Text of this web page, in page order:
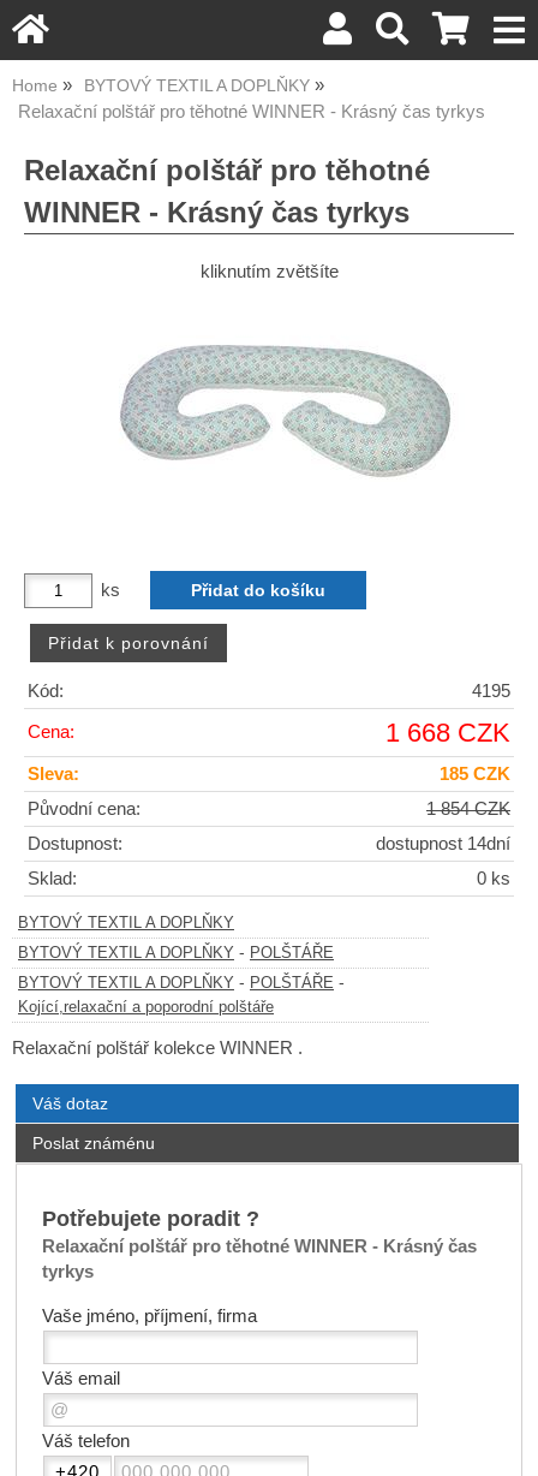
Home BYTOVÝ TEXTIL A DOPLŇKY
Relaxační polštář pro těhotné WINNER - Krásný čas tyrkys
Relaxační polštář pro těhotné
WINNER - Krásný čas tyrkys
kliknutím zvětšíte
ks
Kód: 4195
Cena: 1 668 CZK
Sleva:
185 CZK
Původní cena:
1 854 CZK
Dostupnost:
dostupnost 14dní
Sklad:
0 ks
BYTOVÝ TEXTIL A DOPLŇKY
BYTOVÝ TEXTIL A DOPLŇKY - POLŠTÁŘE
BYTOVÝ TEXTIL A DOPLŇKY - POLŠTÁŘE -
Kojící,relaxační a poporodní polštáře
Relaxační polštář kolekce WINNER .
Váš dotaz
Poslat známénu
Potřebujete poradit ?
Relaxační polštář pro těhotné WINNER - Krásný čas
tyrkys
Vaše jméno, příjmení, firma
Váš email
Váš telefon